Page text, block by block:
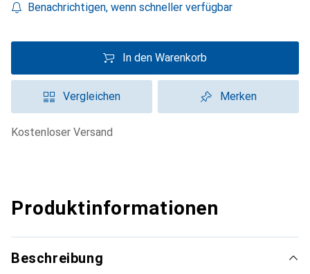
Benachrichtigen, wenn schneller verfügbar
In den Warenkorb
Vergleichen Merken
kostenloser Versand
Produktinformationen
Beschreibung